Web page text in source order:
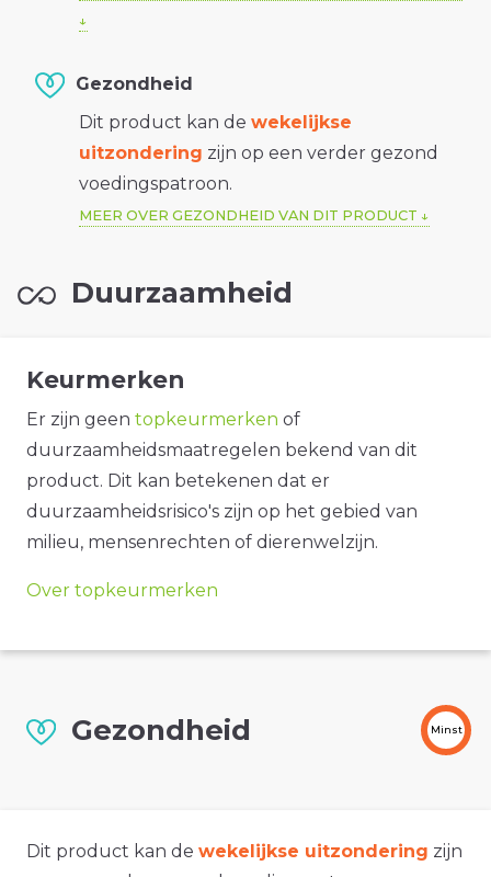
Gezondheid
Dit product kan de wekelijkse
uitzondering zijn op een verder gezond
voedingspatroon.
MEER OVER GEZONDHEID VAN DIT PRODUCT
Duurzaamheid
Keurmerken
Er zijn geen topkeurmerken of
duurzaamheidsmaatregelen bekend van dit
product. Dit kan betekenen dat er
duurzaamheidsrisico's zijn op het gebied van
milieu, mensenrechten of dierenwelzijn.
Over topkeurmerken
Gezondheid Minst
Dit product kan de wekelijkse uitzondering zijn